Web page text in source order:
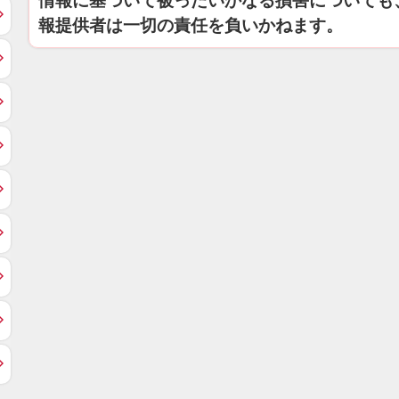
報提供者は一切の責任を負いかねます。